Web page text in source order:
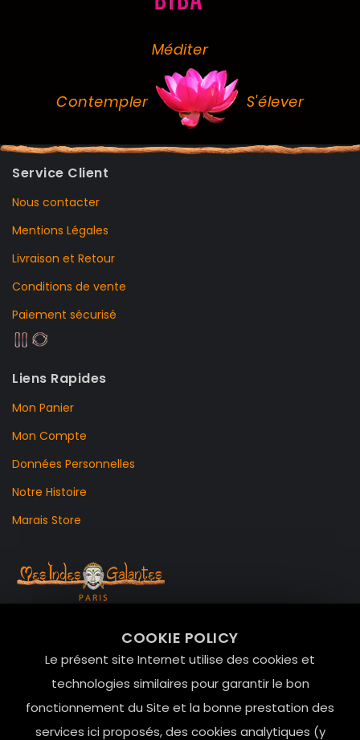
COOKIE POLICY
Le présent site Internet utilise des cookies et
technologies similaires pour garantir le bon
fonctionnement du Site et la bonne prestation des
services ici proposés, des cookies analytiques (y
Méditer
Contempler S'élever
Service Client
Nous contacter
Mentions Légales
Livraison et Retour
Conditions de vente
Paiement sécurisé
Liens Rapides
Mon Panier
Mon Compte
Données Personnelles
Notre Histoire
Marais Store
Le Marais, 75004 Paris
contact@mesindesgalantes.com
01.42.72.42.51